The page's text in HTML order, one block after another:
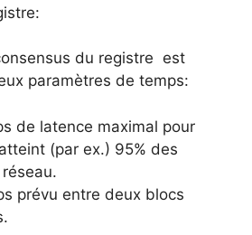
du registre est
paramètres de temps:
de latence maximal pour
(par ex.) 95% des
prévu entre deux blocs